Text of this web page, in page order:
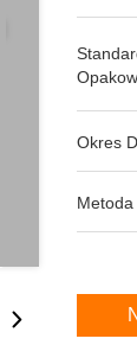
Okres
Metoda